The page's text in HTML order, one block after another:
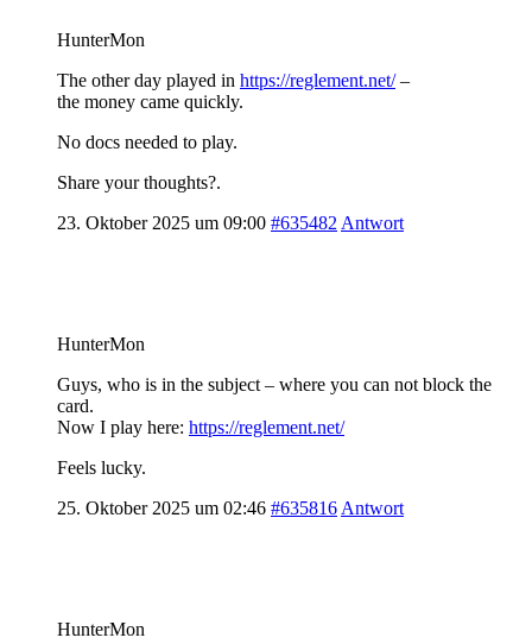
HunterMon
The other day played in https://reglement.net/–
the money came quickly.
No docs needed to play.
Share your thoughts?.
23. Oktober 2025 um 09:00 #635482 Antwort
HunterMon
Guys, who is in the subject – where you can not block the
card.
Now I play here: https://reglement.net/
Feels lucky.
25. Oktober 2025 um 02:46 #635816 Antwort
HunterMon